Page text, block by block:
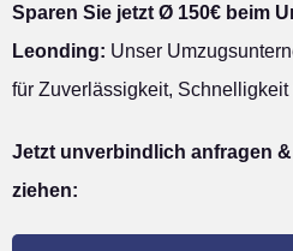
Sparen Sie jetzt Ø 150€ beim
Leonding: Unser
für Zuverlässigkeit,
Jetzt unverbindlich anfragen
ziehen: